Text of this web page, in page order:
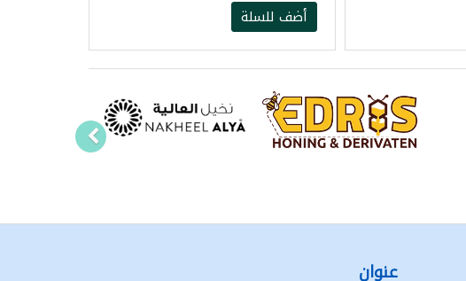
أضف للسلة
عنوان